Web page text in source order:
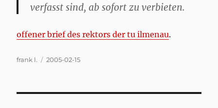
verfasst sind, ab sofort zu verbieten.
offener brief des rektors der tu ilmenau.
Author
frank l.
Posted
2005-02-15